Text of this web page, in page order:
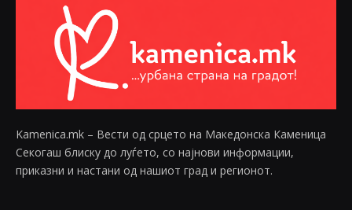
Kamenica.mk – Вести од срцето на Македонска Каменица
Секогаш блиску до луѓето, со најнови информации,
приказни и настани од нашиот град и регионот.